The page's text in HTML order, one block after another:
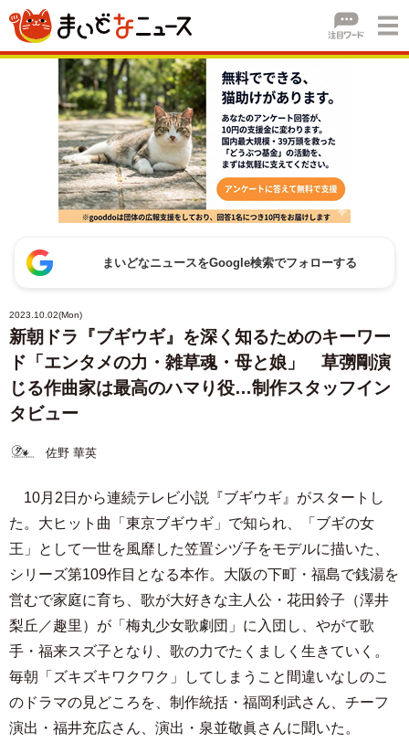
まいどなニュースをGoogle検索でフォローする
2023.10.02(Mon)
新朝ドラ『ブギウギ』を深く知るためのキーワー
ド「エンタメの力・雑草魂・母と娘」 草彅剛演
じる作曲家は最高のハマり役…制作スタッフイン
タビュー
佐野 華英
10月2日から連続テレビ小説『ブギウギ』がスタートし
た。大ヒット曲「東京ブギウギ」で知られ、「ブギの女
王」として一世を風靡した笠置シヅ子をモデルに描いた、
シリーズ第109作目となる本作。大阪の下町・福島で銭湯を
営むで家庭に育ち、歌が大好きな主人公・花田鈴子（澤井
梨丘／趣里）が「梅丸少女歌劇団」に入団し、やがて歌
手・福来スズ子となり、歌の力でたくましく生きていく。
毎朝「ズキズキワクワク」してしまうこと間違いなしのこ
のドラマの見どころを、制作統括・福岡利武さん、チーフ
演出・福井充広さん、演出・泉並敬眞さんに聞いた。